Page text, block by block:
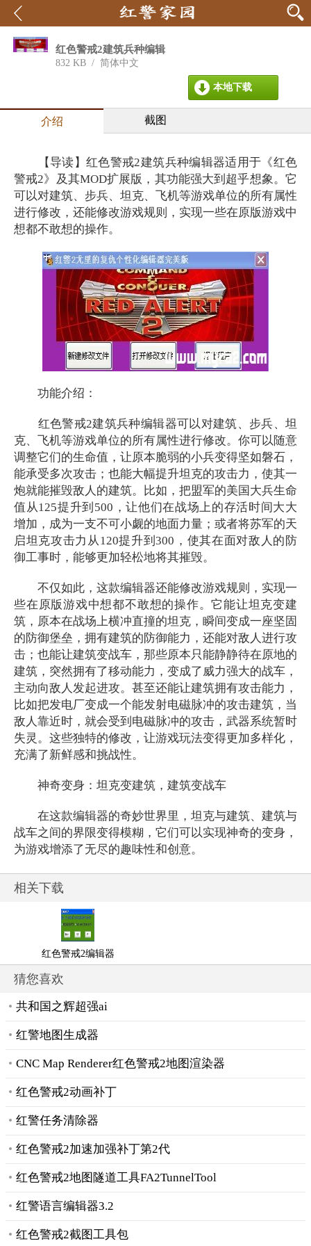
红色警戒2建筑兵种编辑
器
832 KB / 简体中文
本地下载
介绍 截图
【导读】红色警戒2建筑兵种编辑器适用于《红色
警戒2》及其MOD扩展版，其功能强大到超乎想象。它
可以对建筑、步兵、坦克、飞机等游戏单位的所有属性
进行修改，还能修改游戏规则，实现一些在原版游戏中
想都不敢想的操作。
功能介绍：
红色警戒2建筑兵种编辑器可以对建筑、步兵、坦
克、飞机等游戏单位的所有属性进行修改。你可以随意
调整它们的生命值，让原本脆弱的小兵变得坚如磐石，
能承受多次攻击；也能大幅提升坦克的攻击力，使其一
炮就能摧毁敌人的建筑。比如，把盟军的美国大兵生命
值从125提升到500，让他们在战场上的存活时间大大
增加，成为一支不可小觑的地面力量；或者将苏军的天
启坦克攻击力从120提升到300，使其在面对敌人的防
御工事时，能够更加轻松地将其摧毁。
不仅如此，这款编辑器还能修改游戏规则，实现一
些在原版游戏中想都不敢想的操作。它能让坦克变建
筑，原本在战场上横冲直撞的坦克，瞬间变成一座坚固
的防御堡垒，拥有建筑的防御能力，还能对敌人进行攻
击；也能让建筑变战车，那些原本只能静静待在原地的
建筑，突然拥有了移动能力，变成了威力强大的战车，
主动向敌人发起进攻。甚至还能让建筑拥有攻击能力，
比如把发电厂变成一个能发射电磁脉冲的攻击建筑，当
敌人靠近时，就会受到电磁脉冲的攻击，武器系统暂时
失灵。这些独特的修改，让游戏玩法变得更加多样化，
充满了新鲜感和挑战性。
神奇变身：坦克变建筑，建筑变战车
在这款编辑器的奇妙世界里，坦克与建筑、建筑与
战车之间的界限变得模糊，它们可以实现神奇的变身，
为游戏增添了无尽的趣味性和创意。
相关下载
红色警戒2编辑器
猜您喜欢
共和国之辉超强ai
红警地图生成器
CNC Map Renderer红色警戒2地图渲染器
红色警戒2动画补丁
红警任务清除器
红色警戒2加速加强补丁第2代
红色警戒2地图隧道工具FA2TunnelTool
红警语言编辑器3.2
红色警戒2截图工具包